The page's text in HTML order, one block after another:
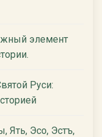
элемент
Руси:
Ять, Эсо, Эстъ,